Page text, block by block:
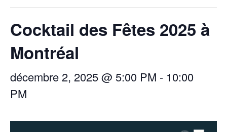
Cocktail des Fêtes 2025 à
Montréal
décembre 2, 2025 @ 5:00 PM - 10:00
PM